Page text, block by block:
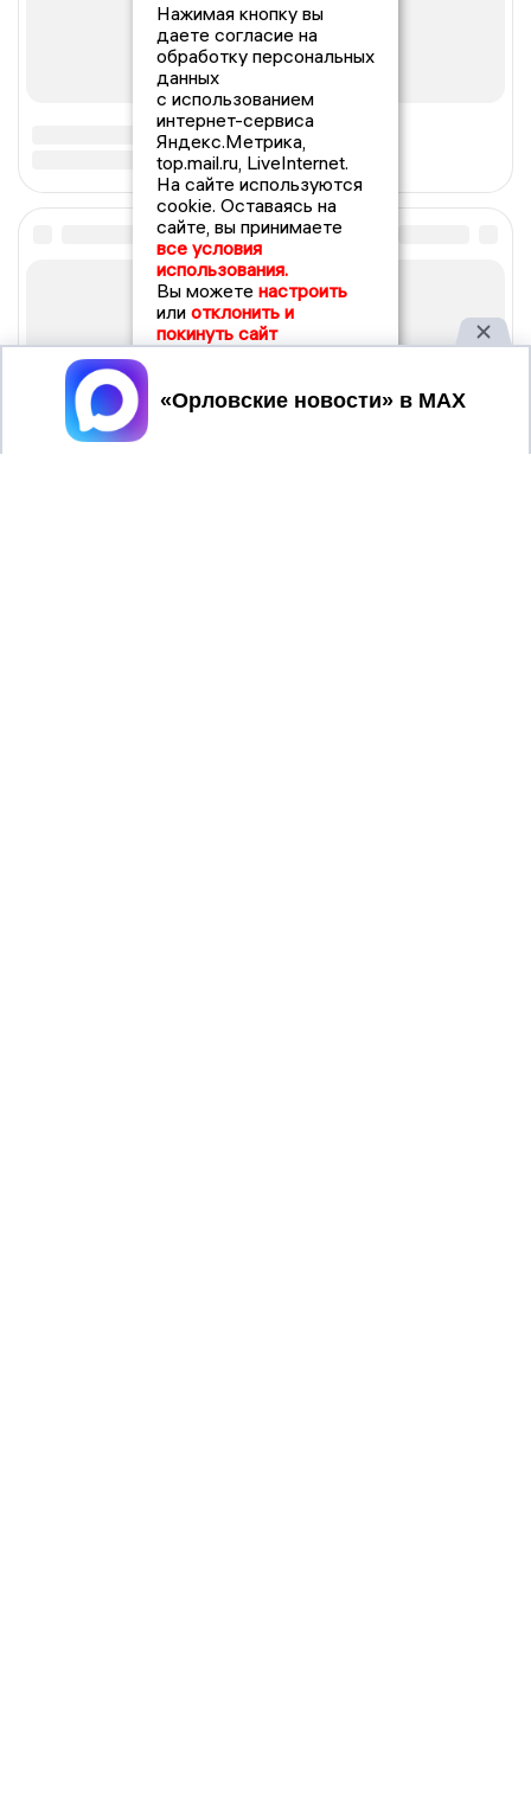
Нажимая кнопку вы
даете согласие на
обработку персональных
данных
с использованием
интернет-сервиса
Яндекс.Метрика,
top.mail.ru, LiveInternet.
На сайте используются
cookie. Оставаясь на
сайте, вы принимаете
все условия
использования.
Вы можете настроить
или отклонить и
покинуть сайт
Принять